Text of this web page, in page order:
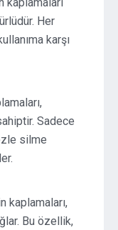
Her
karşı
Sadece
silme
kaplamaları,
Bu özellik,